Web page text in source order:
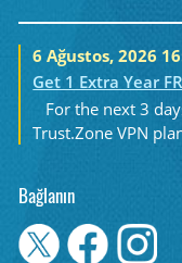
6 Ağustos, 2026
Get 1 Extra Year
For the next 3
Trust.Zone VPN
Bağlanın